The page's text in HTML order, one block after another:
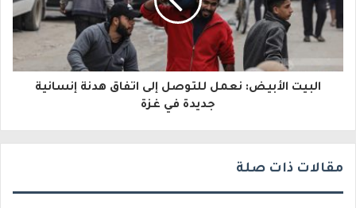
البيت الأبيض: نعمل للتوصل إلى اتفاق هدنة إنسانية
جديدة في غزة
مقالات ذات صلة